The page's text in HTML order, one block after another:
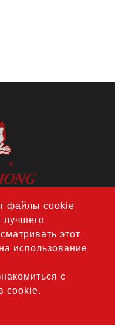
файлы cookie
лучшего
этот
использование
с
cookie.
408, Taiwan
Ma Food Co., LTD. All